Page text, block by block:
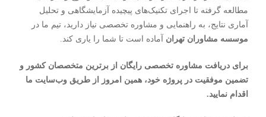
مطالعه گرفته تا اجرای تکنیک‌های پیچیده آزمایشگاهی و تحلیل
آماری نتایج، به راهنمایی و مشاوره تخصصی نیاز دارید، تیم ما در
موسسه مشاوران تهران آماده است تا شما را یاری کند.
برای دریافت مشاوره تخصصی رایگان از برترین متخصصان کشور و
تضمین موفقیت در پروژه خود، همین امروز از طریق وب‌سایت ما
اقدام نمایید.